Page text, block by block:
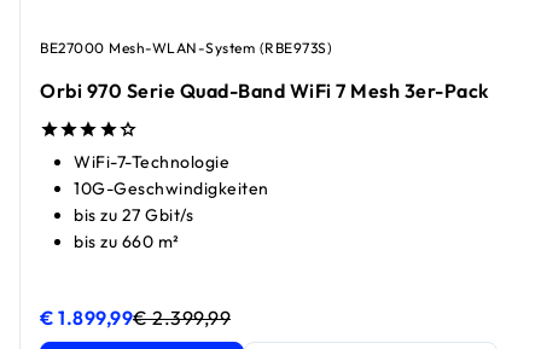
BE27000 Mesh-WLAN-System (RBE973S)
Orbi 970 Serie Quad-Band WiFi 7 Mesh 3er-Pack
WiFi-7-Technologie
10G-Geschwindigkeiten
bis zu 27 Gbit/s
bis zu 660 m²
€ 1.899,99
Orbi 970 Serie Quad-Band WiFi 7 Mesh 3er-Pack
€ 2.399,99
Orbi 970 Serie Quad-Band WiFi 7 Mesh 3er-Pack